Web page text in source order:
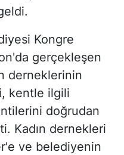
Kongre
gerçekleşen
derneklerinin
kentle ilgili
doğrudan
Kadın dernekleri
ve belediyenin